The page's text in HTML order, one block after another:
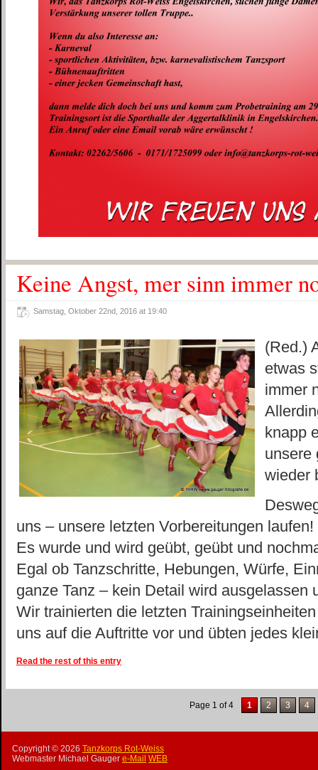
Keine Angst, mer sinn immer
Samstag, Oktober 22nd, 2016 at 19:40
(Red.)
etwas
immer
knapp
unsere
wieder
uns – unsere letzten Vorbereitungen laufen!
Es wurde und wird geübt, geübt und
Egal ob Tanzschritte, Hebungen, Würfe,
ganze Tanz – kein Detail wird ausgelassen
Wir trainierten die letzten
uns auf die Auftritte vor und übten jedes
Read the rest of this entry
Page 1 of 4 1 2 3 4
Copyright © 2026 Tanzkorps Rot-Weiss
Webmaster Michael Gauger e-Mail WEB